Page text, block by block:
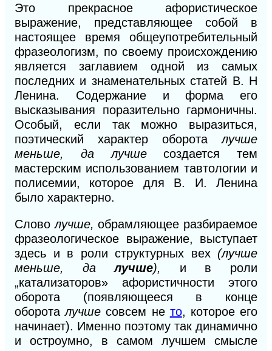
Это прекрасное афористическое
выражение, представляющее собой в
настоящее время общеупотребительный
фразеологизм, по своему происхождению
является заглавием одной из самых
последних и знаменательных статей В. Н
Ленина. Содержание и форма его
высказывания поразительно гармоничны.
Особый, если так можно выразиться,
поэтический характер обороталучше
меньше, да лучшесоздается тем
мастерским использованием тавтологии и
полисемии, которое для В. И. Ленина
было характерно.
Словолучше,обрамляющее разбираемое
фразеологическое выражение, выступает
здесь и в роли структурных вех (лучше
меньше, далучше), и в роли
„катализаторов» афористичности этого
оборота (появляющееся в конце
обороталучшесовсем не то, которое его
начинает). Именно поэтому так динамично
и остроумно, в самом лучшем смысле